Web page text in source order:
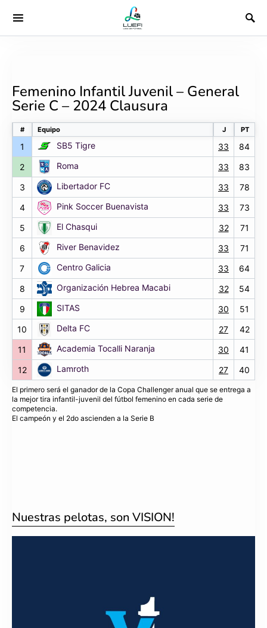
Femenino Infantil Juvenil – General
Serie C – 2024 Clausura
# Equipo J PT
1 SB5 Tigre 33
84
2
Roma 33
83
3
Libertador FC 33
78
4
Pink Soccer Buenavista 33
73
5
El Chasqui 32
71
6
River Benavidez 33
71
7
Centro Galicia 33
64
8
Organización Hebrea Macabi 32
54
9
SITAS 30
51
10
Delta FC 27
42
11
Academia Tocalli Naranja 30
41
12
Lamroth 27 40
El primero será el ganador de la Copa Challenger anual que se entrega a
la mejor tira infantil-juvenil del fútbol femenino en cada serie de
competencia.
El campeón y el 2do ascienden a la Serie B
Nuestras pelotas, son VISION!